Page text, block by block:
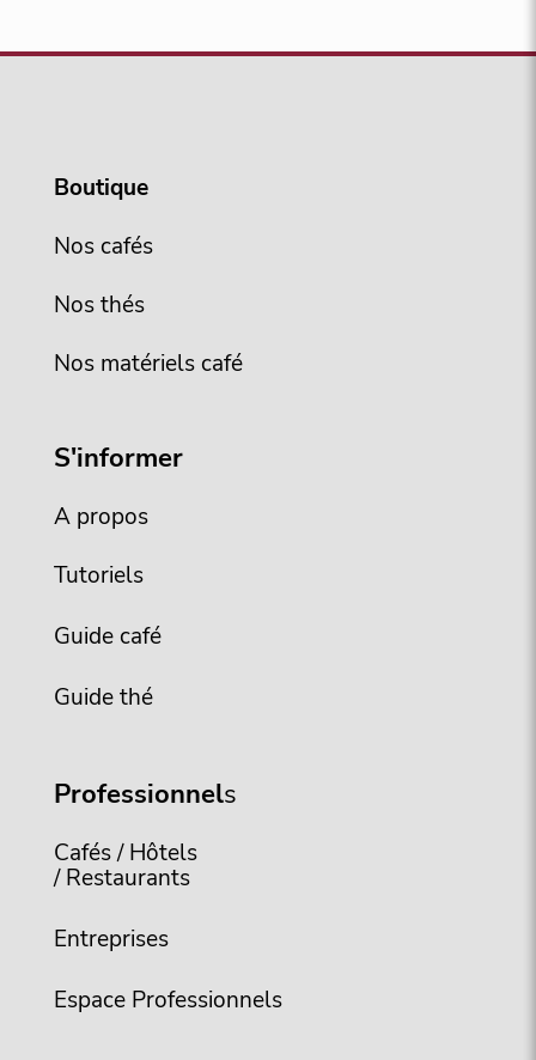
Boutique
Nos cafés
Nos thés
Nos matériels café
S'informer
A propos
Tutoriels
Guide café
Guide thé
Professionnels
Cafés / Hôtels
/ Restaurants
Entreprises
Espace Professionnels